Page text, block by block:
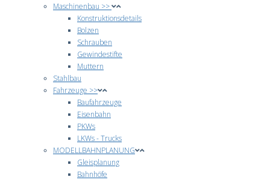
Maschinenbau >>
Konstruktionsdetails
Bolzen
Schrauben
Gewindestifte
Muttern
Stahlbau
Fahrzeuge >>
Baufahrzeuge
Eisenbahn
PKWs
LKWs - Trucks
MODELLBAHNPLANUNG
Gleisplanung
Bahnhöfe